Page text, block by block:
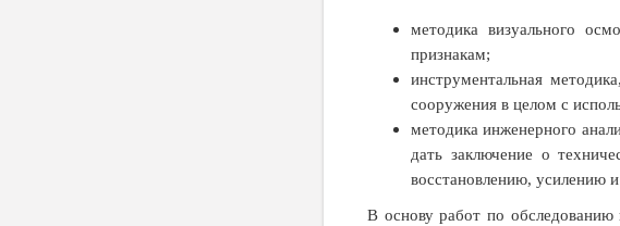
методика визуального
признакам;
инструментальная
сооружения в целом с
методика инженерного
дать заключение о
восстановлению, усилению
В основу работ по обследованию